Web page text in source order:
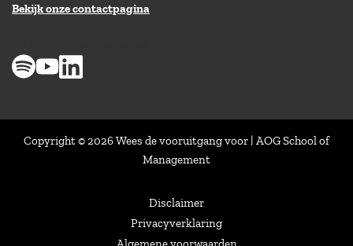
Bekijk onze contactpagina
Copyright © 2026 Wees de vooruitgang voor | AOG School of
Management
Disclaimer
Privacyverklaring